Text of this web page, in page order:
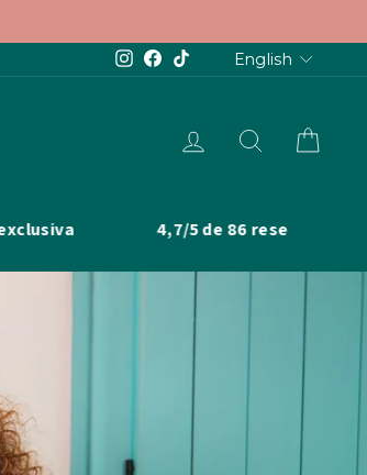
Instagram
Facebook
TikTokEnglish
LOG IN SEARCH
4,7/5 de 86 reseñas